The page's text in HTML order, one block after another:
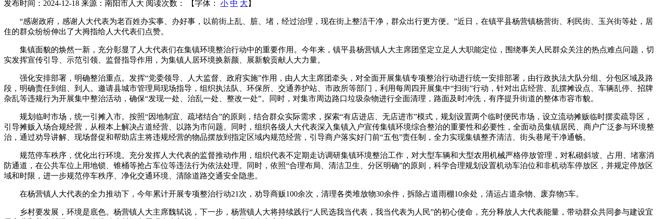
发布时间：2024-12-18 来源：南阳市人大 阅读次数： 【字体： 小 中 大 】
“感谢政府，感谢人大代表为老百姓办实事、办好事，以前街上乱、脏、堵，经过治理，现在街上整洁干净，群众出行更方便。”近日，在镇平县杨营镇杨营街、利民街、玉兴街等处，居
住的群众纷纷伸出了大拇指给人大代表们点赞。
集镇面貌的焕然一新，充分彰显了人大代表们在集镇环境整治行动中的重要作用。今年来，镇平县杨营镇人大主席团坚定立足人大职能定位，围绕事关人民群众关注的热点难点问题，切
实发挥宣传引导、示范引领、监督指导作用，为集镇人居环境换新颜、展新貌贡献人大力量。
强化安排部署，明确整治重点。发挥“党委领导、人大监督、政府实施”作用，由人大主席团牵头，对全面开展集镇专项整治行动进行统一安排部署，由行政执法大队分组、分包区域及路
段，明确责任到组、到人。邀请县城市管理局现场指导，组织执法队、环保所、交通养护站、市政所等部门，利用每周四开展集中“扫街”行动，针对出店经营、乱摆摊设点、车辆乱停、招牌
杂乱等违规行为开展集中整治活动，确保“发现一处、治乱一处、整改一处”。同时，对集市周边路口垃圾杂物进行全面清理，路面及时冲洗，有序提升街道的整体市容市貌。
规划临时市场，统一引摊入市。按照“因地制宜、疏堵结合”的原则，结合群众实际需求，探索“有店进店、无店进市”模式，规划设置两个临时便民市场，设立流动摊贩临时摆卖疏导区，
引导摊贩入场合规经营，从根本上解决占道经营、以路为市问题。同时，组织各级人大代表深入集镇入户宣传集镇环境综合整治的重要性和必要性，全面动员集镇居民、商户广泛参与环境整
治，通过劝导讲解、现场督促和帮助店主将违规经营的物品摆放到指定区域内规范经营，引导商户落实好门前“五包”责任制，全力实现集镇整齐清洁、街头巷尾干净通畅。
规范停车秩序，优化出行环境。充分发挥人大代表的监督推动作用，组织代表不定期走访调研集镇环境整治工作，对大型车辆和大型农用机械严格停放管理，对私砌斜坡、占用、堵塞消
防通道，在公共车位上用地锁、锥桶等抢占车位等违法行为依法处理。同时，依照“合理布局、清洁卫生、分区明确”的原则，科学合理规划设置机动车泊位和非机动车停放区，并规定停放区
域和时限，进一步规范停车秩序、净化交通环境、清除道路交通安全隐患。
在杨营镇人大代表的全力推动下，今年累计开展专项整治行动21次，劝导商贩100余次，清理各类堆放物30余件，拆除占道雨棚10余处，清运占道杂物、废弃物5车。
乡村要发展，环境是底色。杨营镇人大主席魏轼说，下一步，杨营镇人大将持续践行“人民选我当代表，我当代表为人民”的初心使命，充分释放人大代表能量，带动群众共同参与建设宜